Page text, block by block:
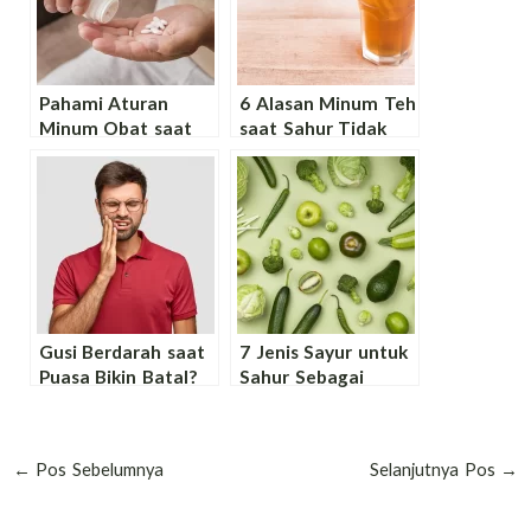
Pahami Aturan
Minum Obat saat
Puasa Secara
Lengkap dan Aman!
6 Alasan Minum Teh
saat Sahur Tidak
Dianjurkan Secara
Kesehatan!
Gusi Berdarah saat
Puasa Bikin Batal?
7 Jenis Sayur untuk
Sahur Sebagai
← Pos Sebelumnya Selanjutnya Pos →